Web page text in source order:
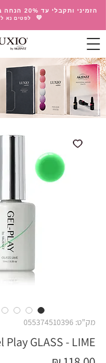
הזמיני
💛
לפטים נא
מק"ט: 055374510396
Play GLASS - LIME